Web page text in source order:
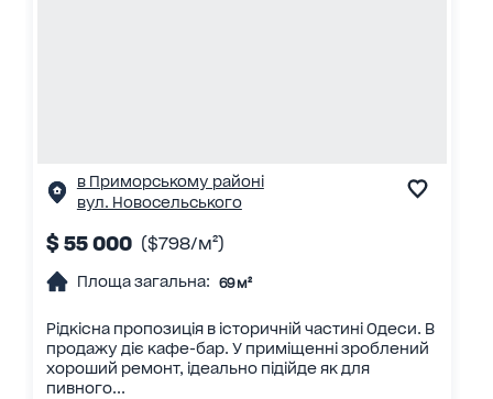
в Приморському районі
вул. Новосельського
$ 55 000 ($798/м²)
Площа загальна: 69 м²
Рідкісна пропозиція в історичній частині Одеси. В
продажу діє кафе-бар. У приміщенні зроблений
хороший ремонт, ідеально підійде як для
пивного...